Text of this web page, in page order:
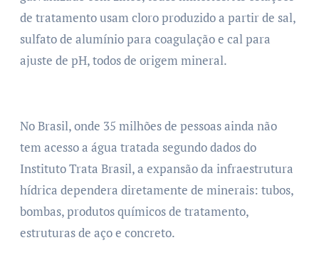
de tratamento usam cloro produzido a partir de sal,
sulfato de alumínio para coagulação e cal para
ajuste de pH, todos de origem mineral.
No Brasil, onde 35 milhões de pessoas ainda não
tem acesso a água tratada segundo dados do
Instituto Trata Brasil, a expansão da infraestrutura
hídrica dependera diretamente de minerais: tubos,
bombas, produtos químicos de tratamento,
estruturas de aço e concreto.